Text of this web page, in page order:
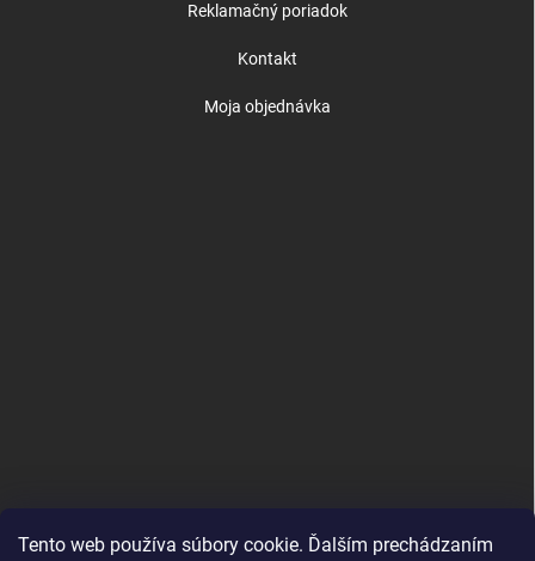
Tento web používa súbory cookie. Ďalším prechádzaním
Reklamačný poriadok
Kontakt
Moja objednávka